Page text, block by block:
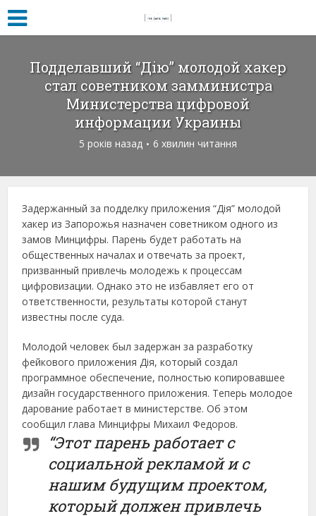
Подделавший “Дію” молодой хакер
стал советником замминистра
Министерства цифровой
информации Украины
5 років назад 6 хвилин читання
Задержанный за подделку приложения “Дія” молодой
хакер из Запорожья назначен советником одного из
замов Минцифры. Парень будет работать на
общественных началах и отвечать за проект,
призванный привлечь молодежь к процессам
цифровизации. Однако это не избавляет его от
ответственности, результаты которой станут
известны после суда.
Молодой человек был задержан за разработку
фейкового приложения Дія, который создал
программное обеспечение, полностью копировавшее
дизайн государственного приложения. Теперь молодое
дарование работает в министерстве. Об этом
сообщил глава Минцифры Михаил Федоров.
“Этот парень работает с
социальной рекламой и с
нашим будущим проектом,
который должен привлечь